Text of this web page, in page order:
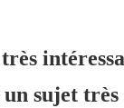
un sujet